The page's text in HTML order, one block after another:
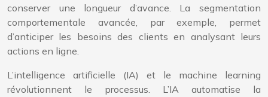
conserver une longueur d’avance. La segmentation
comportementale avancée, par exemple, permet
d’anticiper les besoins des clients en analysant leurs
actions en ligne.
L’intelligence artificielle (IA) et le machine learning
révolutionnent le processus. L’IA automatise la